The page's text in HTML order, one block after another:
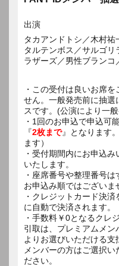
出演
タカアンドトシ／木村
タルテンボス／サルゴ
ラザーズ／男性ブランコ
・この受付は良いお席
せん。一般発売前に抽
スです。(公演により一
・1回のお申込で申込可
『2枚まで』となります
ます）
・受付期間内にお申込
いたします。
・座席番号や整理番号は
お申込み順ではございま
・クレジットカード決
に自動で決済されます。
・手数料￥0となるクレ
引取は、プレミアムメン
よりお選びいただける
メンバーの方はご選択
ださい。